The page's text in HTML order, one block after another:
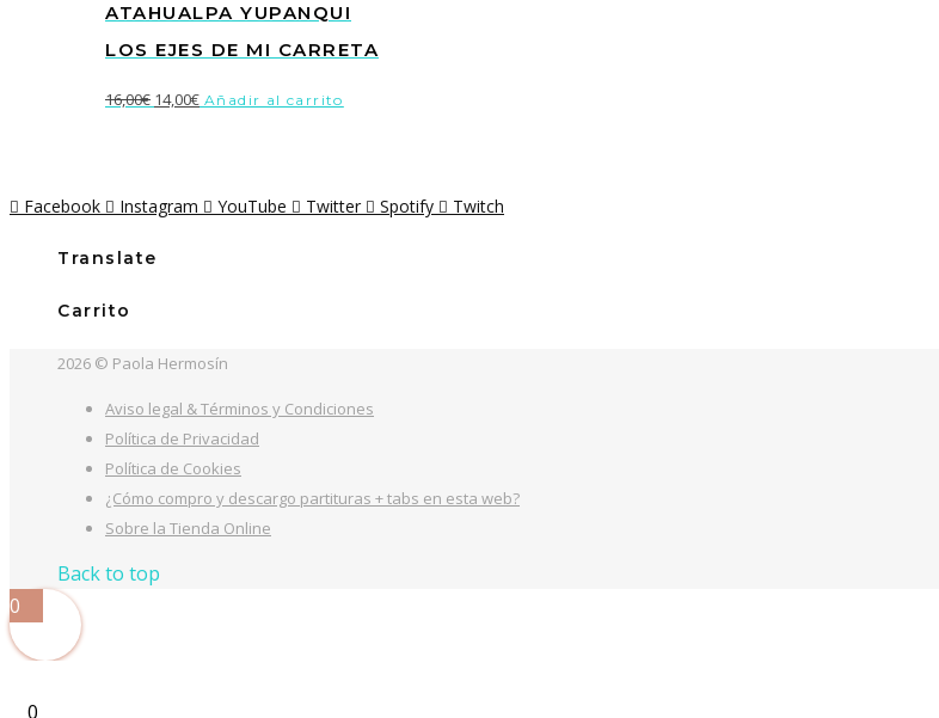
ATAHUALPA YUPANQUI
LOS EJES DE MI CARRETA
16,00€ El
16,00€.
14,00€El
14,00€.
Añadir al carrito
Facebook Instagram YouTube Twitter Spotify Twitch
Translate
Carrito
2026 © Paola Hermosín
Aviso legal & Términos y Condiciones
Política de Privacidad
Política de Cookies
¿Cómo compro y descargo partituras + tabs en esta web?
Sobre la Tienda Online
Back to top
0
0